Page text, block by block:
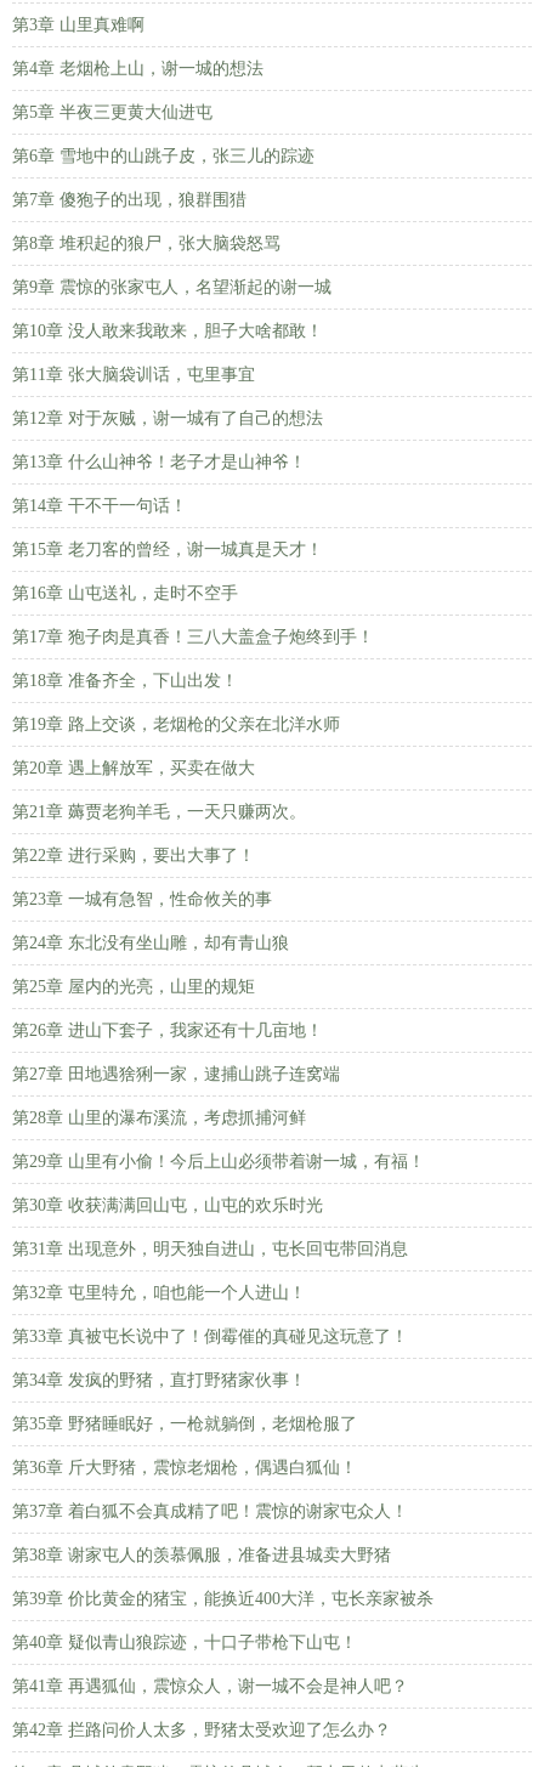
第3章 山里真难啊
第4章 老烟枪上山，谢一城的想法
第5章 半夜三更黄大仙进屯
第6章 雪地中的山跳子皮，张三儿的踪迹
第7章 傻狍子的出现，狼群围猎
第8章 堆积起的狼尸，张大脑袋怒骂
第9章 震惊的张家屯人，名望渐起的谢一城
第10章 没人敢来我敢来，胆子大啥都敢！
第11章 张大脑袋训话，屯里事宜
第12章 对于灰贼，谢一城有了自己的想法
第13章 什么山神爷！老子才是山神爷！
第14章 干不干一句话！
第15章 老刀客的曾经，谢一城真是天才！
第16章 山屯送礼，走时不空手
第17章 狍子肉是真香！三八大盖盒子炮终到手！
第18章 准备齐全，下山出发！
第19章 路上交谈，老烟枪的父亲在北洋水师
第20章 遇上解放军，买卖在做大
第21章 薅贾老狗羊毛，一天只赚两次。
第22章 进行采购，要出大事了！
第23章 一城有急智，性命攸关的事
第24章 东北没有坐山雕，却有青山狼
第25章 屋内的光亮，山里的规矩
第26章 进山下套子，我家还有十几亩地！
第27章 田地遇猞猁一家，逮捕山跳子连窝端
第28章 山里的瀑布溪流，考虑抓捕河鲜
第29章 山里有小偷！今后上山必须带着谢一城，有福！
第30章 收获满满回山屯，山屯的欢乐时光
第31章 出现意外，明天独自进山，屯长回屯带回消息
第32章 屯里特允，咱也能一个人进山！
第33章 真被屯长说中了！倒霉催的真碰见这玩意了！
第34章 发疯的野猪，直打野猪家伙事！
第35章 野猪睡眠好，一枪就躺倒，老烟枪服了
第36章 斤大野猪，震惊老烟枪，偶遇白狐仙！
第37章 着白狐不会真成精了吧！震惊的谢家屯众人！
第38章 谢家屯人的羡慕佩服，准备进县城卖大野猪
第39章 价比黄金的猪宝，能换近400大洋，屯长亲家被杀
第40章 疑似青山狼踪迹，十口子带枪下山屯！
第41章 再遇狐仙，震惊众人，谢一城不会是神人吧？
第42章 拦路问价人太多，野猪太受欢迎了怎么办？